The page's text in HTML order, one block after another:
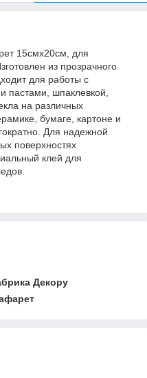
15смх20см, для
из прозрачного
для работы с
пастами, шпаклевкой,
на различных
бумаге, картоне и
Для надежной
поверхностях
клей для
Декору